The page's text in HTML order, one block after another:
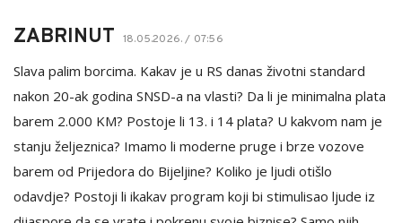
ZABRINUT 18.05.2026. / 07:56
Slava palim borcima. Kakav je u RS danas životni standard
nakon 20-ak godina SNSD-a na vlasti? Da li je minimalna plata
barem 2.000 KM? Postoje li 13. i 14 plata? U kakvom nam je
stanju željeznica? Imamo li moderne pruge i brze vozove
barem od Prijedora do Bijeljine? Koliko je ljudi otišlo
odavdje? Postoji li ikakav program koji bi stimulisao ljude iz